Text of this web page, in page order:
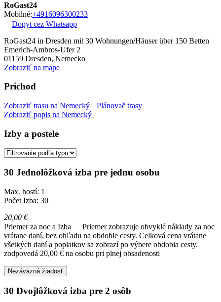
RoGast24
Mobilné:+4916096300233
Dopyt cez Whatsapp
RoGast24 in Dresden mit 30 Wohnungen/Häuser über 150 Betten
Emerich-Ambros-Ufer 2
01159 Dresden, Nemecko
Zobraziť na mape
Príchod
Zobraziť trasu na Nemecký
Plánovač trasy
Zobraziť popis na Nemecký
Izby a postele
30 Jednolôžková izba pre jednu osobu
Max. hostí: 1
Počet Izba: 30
20,00 €
Priemer za noc a Izba
Priemer zobrazuje obvyklé náklady za noc
vrátane daní, bez ohľadu na obdobie cesty. Celková cena vrátane
všetkých daní a poplatkov sa zobrazí po výbere obdobia cesty.
zodpovedá 20,00 € na osobu pri plnej obsadenosti
Nezáväzná žiadosť
30 Dvojlôžková izba pre 2 osôb